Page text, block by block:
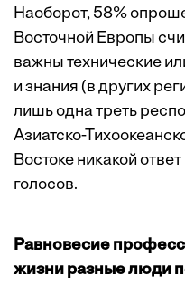
Наоборот, 58%
Восточной Европы
важны технические
и знания (в других
лишь одна треть
Азиатско-
Востоке никакой
голосов.
Равновесие
жизни разные люди